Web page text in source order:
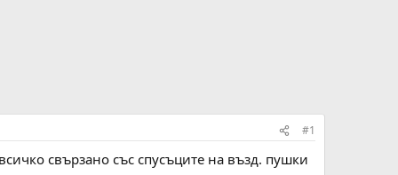
#1
свързано със спусъците на възд. пушки